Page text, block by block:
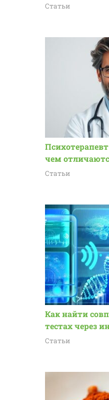
Статьи
чем
Статьи
Как найти
тестах через
Статьи